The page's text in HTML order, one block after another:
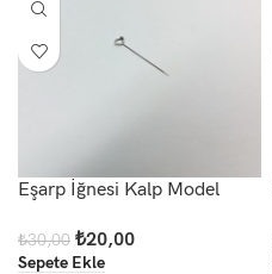
Eşarp İğnesi Kalp Model
₺30,00 ₺20,00
Sepete Ekle